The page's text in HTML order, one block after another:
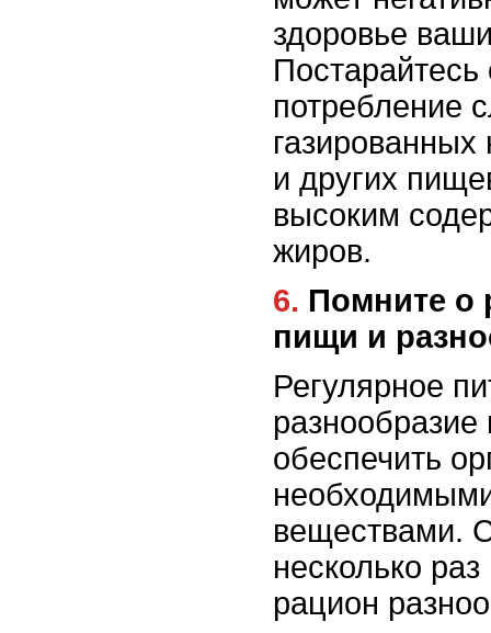
здоровье
Постарайтесь
потребление
и других
высоким
жиров.
6. Помните о регулярном приеме
пищи и
Регулярное
разнообразие
обеспечить
веществами.
несколько
рацион